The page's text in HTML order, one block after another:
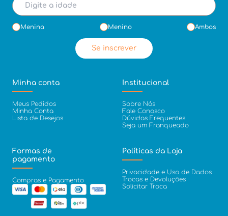
Menina Menino Ambos
Se inscrever
Minha conta
Meus Pedidos
Minha Conta
Lista de Desejos
Institucional
Sobre Nós
Fale Conosco
Dúvidas Frequentes
Seja um Franqueado
Formas de
pagamento
Compras e Pagamento
Políticas da Loja
Privacidade e Uso de Dados
Trocas e Devoluções
Solicitar Troca